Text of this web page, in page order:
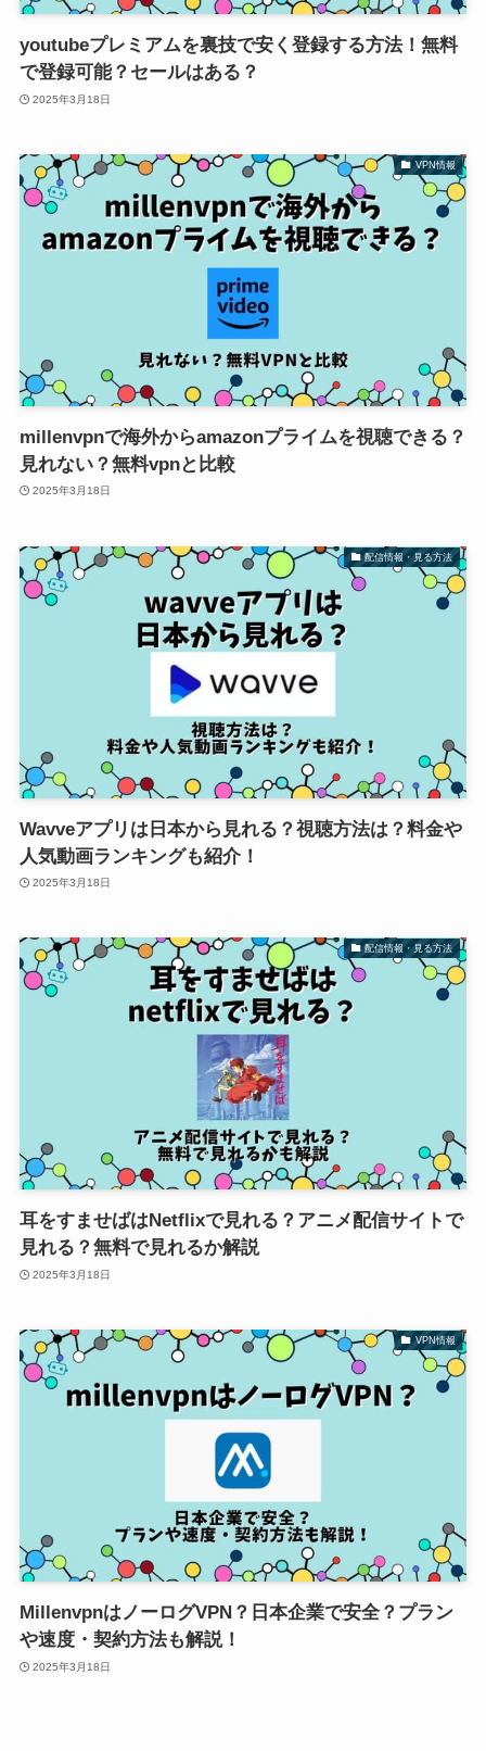
youtubeプレミアムを裏技で安く登録する方法！無料
で登録可能？セールはある？
2025年3月18日
VPN情報
millenvpnで海外からamazonプライムを視聴できる？
見れない？無料vpnと比較
2025年3月18日
配信情報・見る方法
Wavveアプリは日本から見れる？視聴方法は？料金や
人気動画ランキングも紹介！
2025年3月18日
配信情報・見る方法
耳をすませばはNetflixで見れる？アニメ配信サイトで
見れる？無料で見れるか解説
2025年3月18日
VPN情報
MillenvpnはノーログVPN？日本企業で安全？プラン
や速度・契約方法も解説！
2025年3月18日